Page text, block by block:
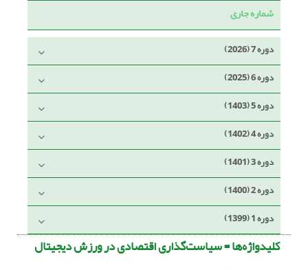
شماره جاری
دوره 7 (2026)
دوره 6 (2025)
دوره 5 (1403)
دوره 4 (1402)
دوره 3 (1401)
دوره 2 (1400)
دوره 1 (1399)
کلیدواژه‌ها =سیاست‌گذاری اقتصادی در ورزش دیجیتال